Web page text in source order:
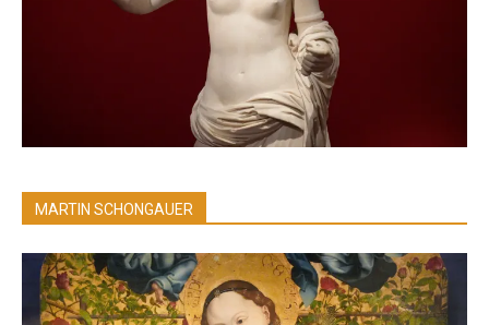
MARTIN SCHONGAUER